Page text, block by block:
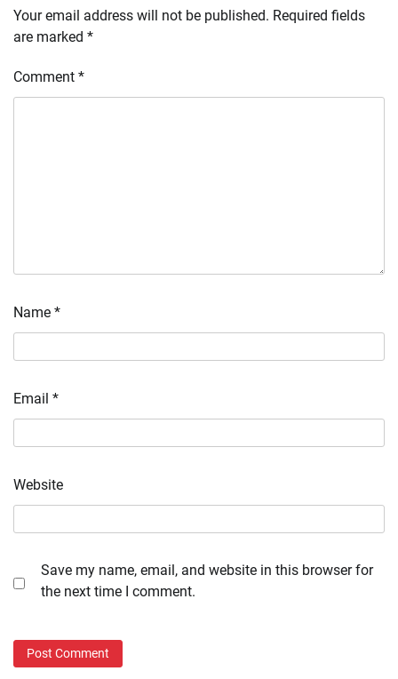
Your email address will not be published. Required fields
are marked *
Comment *
Name *
Email *
Website
Save my name, email, and website in this browser for
the next time I comment.